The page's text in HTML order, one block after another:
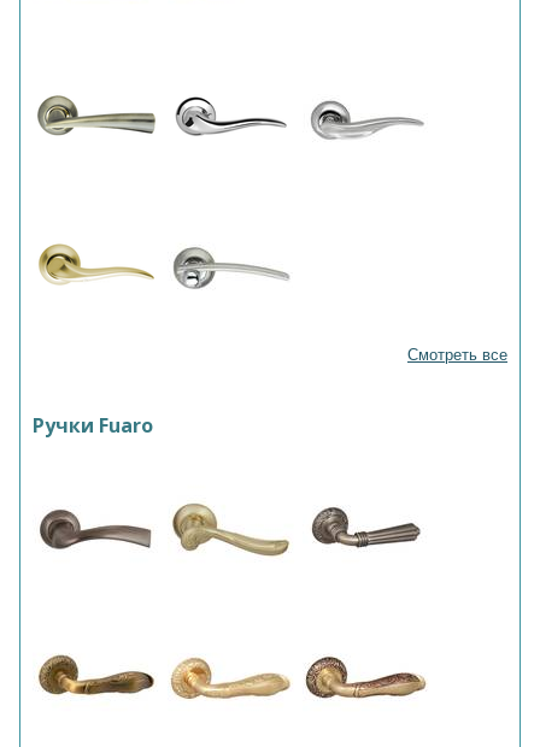
Смотреть все
Ручки Fuaro